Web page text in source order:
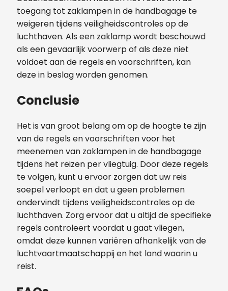
toegang tot zaklampen in de handbagage te
weigeren tijdens veiligheidscontroles op de
luchthaven. Als een zaklamp wordt beschouwd
als een gevaarlijk voorwerp of als deze niet
voldoet aan de regels en voorschriften, kan
deze in beslag worden genomen.
Conclusie
Het is van groot belang om op de hoogte te zijn
van de regels en voorschriften voor het
meenemen van zaklampen in de handbagage
tijdens het reizen per vliegtuig. Door deze regels
te volgen, kunt u ervoor zorgen dat uw reis
soepel verloopt en dat u geen problemen
ondervindt tijdens veiligheidscontroles op de
luchthaven. Zorg ervoor dat u altijd de specifieke
regels controleert voordat u gaat vliegen,
omdat deze kunnen variëren afhankelijk van de
luchtvaartmaatschappij en het land waarin u
reist.